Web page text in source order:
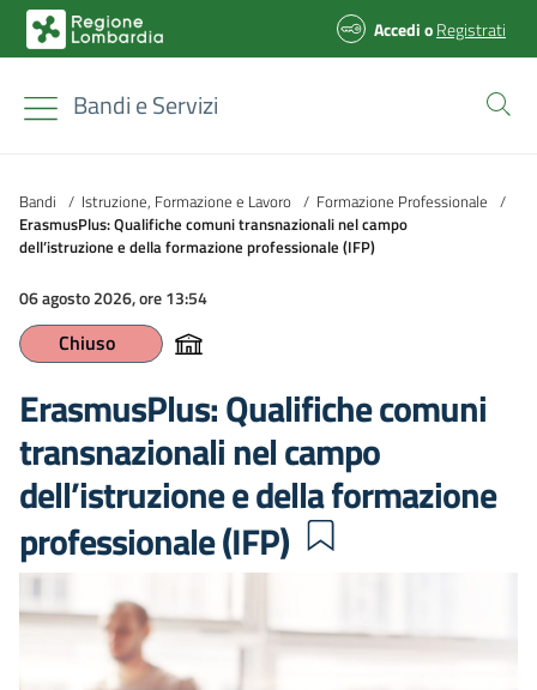
AccedioRegistrati
Bandi e Servizi
Bandi / Istruzione, Formazione e Lavoro / Formazione Professionale /
ErasmusPlus: Qualifiche comuni transnazionali nel campo
dell’istruzione e della formazione professionale (IFP)
06 agosto 2026, ore 13:54
Chiuso
ErasmusPlus: Qualifiche comuni
transnazionali nel campo
dell’istruzione e della formazione
professionale (IFP)